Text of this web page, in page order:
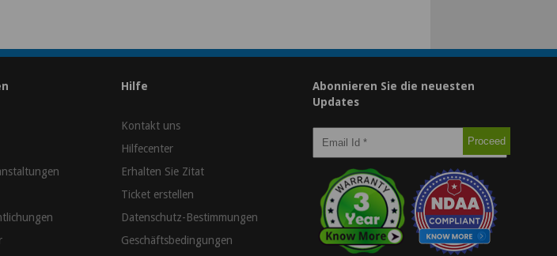
Hilfe
Kontakt uns
Hilfecenter
Erhalten Sie Zitat
Ticket erstellen
Datenschutz-Bestimmungen
Geschäftsbedingungen
Abonnieren Sie die neuesten
Updates